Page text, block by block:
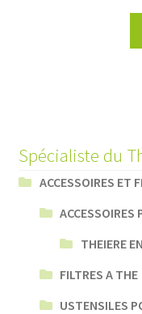
Spécialiste du
ACCESSOIRES ET
ACCESSOIRES
THEIERE
FILTRES A THE
USTENSILES